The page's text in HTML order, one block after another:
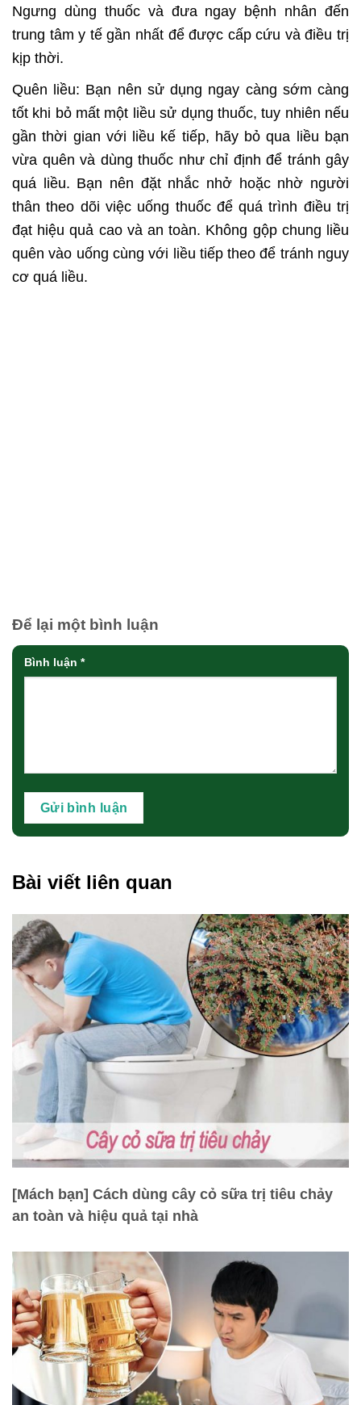
Ngưng dùng thuốc và đưa ngay bệnh nhân đến
trung tâm y tế gần nhất để được cấp cứu và điều trị
kịp thời.
Quên liều: Bạn nên sử dụng ngay càng sớm càng
tốt khi bỏ mất một liều sử dụng thuốc, tuy nhiên nếu
gần thời gian với liều kế tiếp, hãy bỏ qua liều bạn
vừa quên và dùng thuốc như chỉ định để tránh gây
quá liều. Bạn nên đặt nhắc nhở hoặc nhờ người
thân theo dõi việc uống thuốc để quá trình điều trị
đạt hiệu quả cao và an toàn. Không gộp chung liều
quên vào uống cùng với liều tiếp theo để tránh nguy
cơ quá liều.
Để lại một bình luận
Bình luận *
Bài viết liên quan
[Mách bạn] Cách dùng cây cỏ sữa trị tiêu chảy
an toàn và hiệu quả tại nhà